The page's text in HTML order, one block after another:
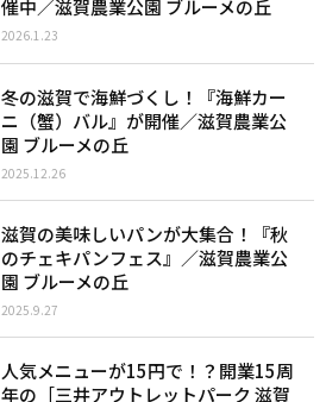
催中／滋賀農業公園 ブルーメの丘
2026.1.23
冬の滋賀で海鮮づくし！『海鮮カー
ニ（蟹）バル』が開催／滋賀農業公
園 ブルーメの丘
2025.12.26
滋賀の美味しいパンが大集合！『秋
のチェキパンフェス』／滋賀農業公
園 ブルーメの丘
2025.9.27
人気メニューが15円で！？開業15周
年の［三井アウトレットパーク 滋賀